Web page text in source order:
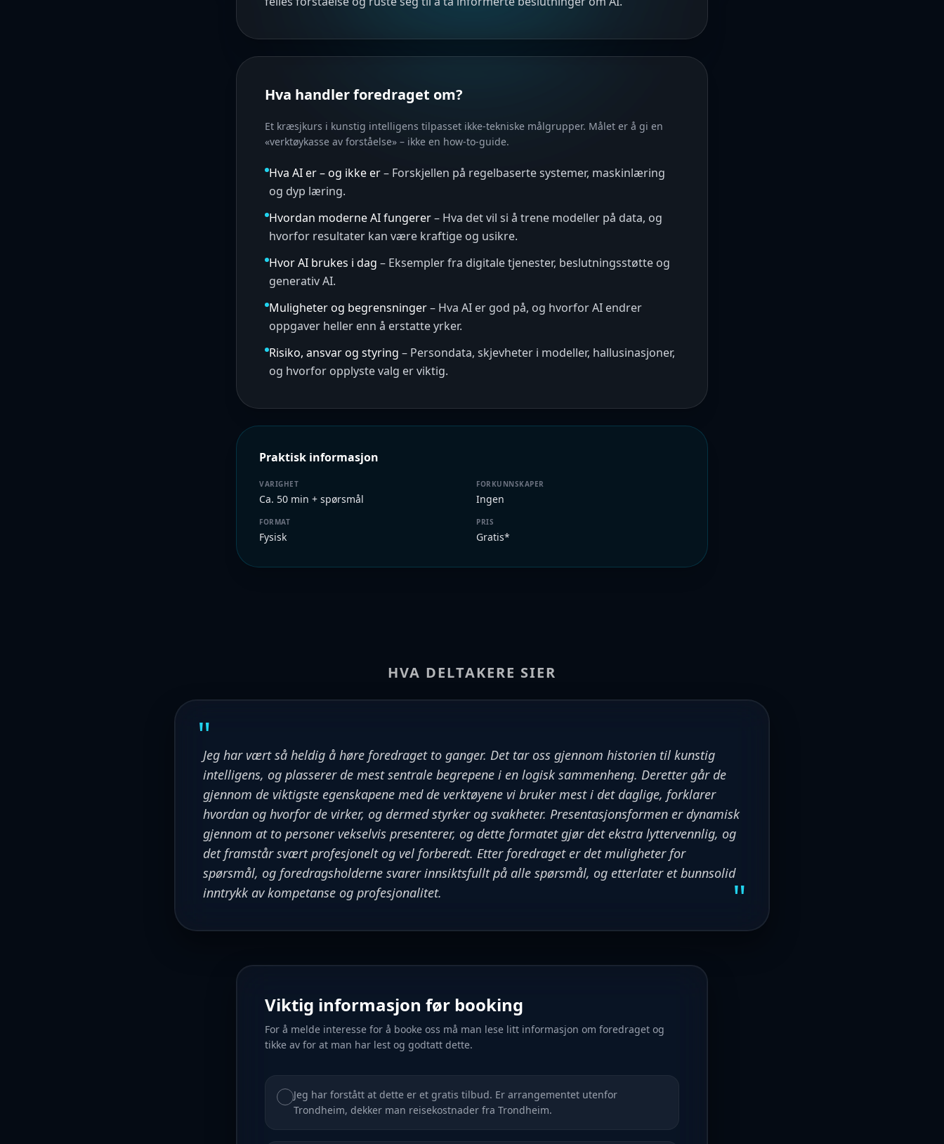
Hva handler foredraget om?
Et kræsjkurs i kunstig intelligens tilpasset ikke-tekniske målgrupper. Målet er å gi en
«verktøykasse av forståelse» – ikke en how-to-guide.
Hva AI er – og ikke er– Forskjellen på regelbaserte systemer, maskinlæring
og dyp læring.
Hvordan moderne AI fungerer– Hva det vil si å trene modeller på data, og
hvorfor resultater kan være kraftige og usikre.
Hvor AI brukes i dag – Eksempler fra digitale tjenester, beslutningsstøtte og
generativ AI.
Muligheter og begrensninger– Hva AI er god på, og hvorfor AI endrer
oppgaver heller enn å erstatte yrker.
Risiko, ansvar og styring – Persondata, skjevheter i modeller, hallusinasjoner,
og hvorfor opplyste valg er viktig.
Praktisk informasjon
VARIGHET
Ca. 50 min + spørsmål
FORKUNNSKAPER
Ingen
FORMAT
Fysisk
PRIS
Gratis*
HVA DELTAKERE SIER
"Jeg har vært så heldig å høre foredraget to ganger. Det tar oss gjennom historien til kunstig
intelligens, og plasserer de mest sentrale begrepene i en logisk sammenheng. Deretter går de
gjennom de viktigste egenskapene med de verktøyene vi bruker mest i det daglige, forklarer
hvordan og hvorfor de virker, og dermed styrker og svakheter. Presentasjonsformen er dynamisk
gjennom at to personer vekselvis presenterer, og dette formatet gjør det ekstra lyttervennlig, og
det framstår svært profesjonelt og vel forberedt. Etter foredraget er det muligheter for
spørsmål, og foredragsholderne svarer innsiktsfullt på alle spørsmål, og etterlater et bunnsolid
inntrykk av kompetanse og profesjonalitet.
"
Viktig informasjon før booking
For å melde interesse for å booke oss må man lese litt informasjon om foredraget og
tikke av for at man har lest og godtatt dette.
Jeg har forstått at dette er et gratis tilbud. Er arrangementet utenfor
Trondheim, dekker man reisekostnader fra Trondheim.